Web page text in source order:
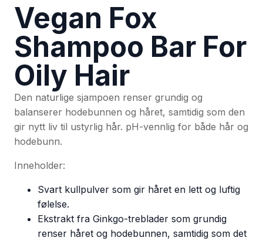
Vegan Fox
Shampoo Bar For
Oily Hair
Den naturlige sjampoen renser grundig og
balanserer hodebunnen og håret, samtidig som den
gir nytt liv til ustyrlig hår. pH-vennlig for både hår og
hodebunn.
Inneholder:
Svart kullpulver som gir håret en lett og luftig
følelse.
Ekstrakt fra Ginkgo-treblader som grundig
renser håret og hodebunnen, samtidig som det